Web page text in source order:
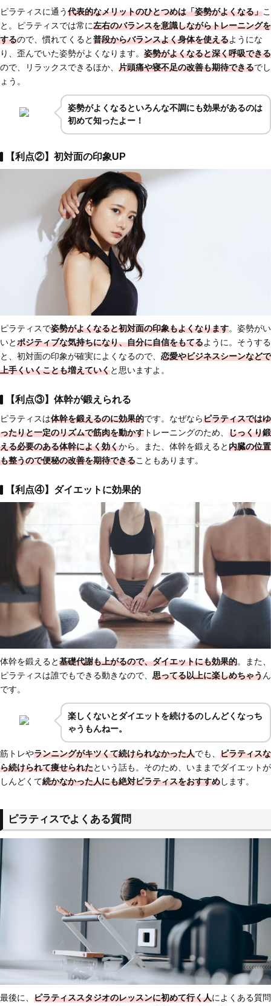
ピラティスに通う代表的なメリットのひとつめは「姿勢がよくなる」こ
と。ピラティスでは常に左右のバランスを意識しながらトレーニングを
するので、慣れてくると普段からバランスよく身体を使えるようにな
り、歪んでいた姿勢がよくなります。 姿勢がよくなると深く呼吸できる
ので、リラックスできるほか、 片頭痛や寝不足の改善も期待できるでし
ょう。
姿勢がよくなるといろんな不調にも効果があるのは
初めて知ったよー！
【利点②】初対面の印象UP
ピラティスで姿勢がよくなると初対面の印象もよくなります。姿勢がい
いとポジティブな気持ちになり、自分に自信をもてるように。そうする
と、初対面の印象が確実によくなるので、 恋愛やビジネスシーンなどで
上手くいくことも増えていくと思いますよ。
【利点③】体幹が鍛えられる
ピラティスは体幹を鍛えるのに効果的です。なぜならピラティスではゆ
ったりと一定のリズムで筋肉を動かす トレーニングのため、 じっくり鍛
える必要のある体幹によく効くから。また、体幹を鍛えると内臓の位置
も整うので便秘の改善を期待できることもあります。
【利点④】ダイエットに効果的
体幹を鍛えると基礎代謝も上がるので、ダイエットにも効果的。また、
ピラティスは誰でもできる動きなので、 思ってる以上に楽しめちゃうん
です。
楽しくないとダイエットを続けるのしんどくなっち
ゃうもんねー。
筋トレやランニングがキツくて続けられなかった人でも、 ピラティスな
ら続けられて痩せられたという話も。そのため、いままでダイエットが
しんどくて続かなかった人にも絶対ピラティスをおすすめします。
ピラティスでよくある質問
最後に、 ピラティススタジオのレッスンに初めて行く人によくある質問